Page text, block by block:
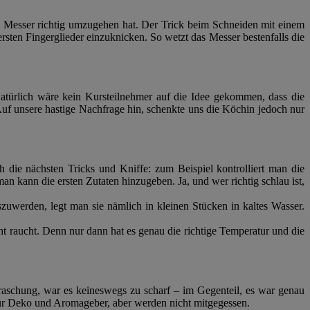
richtig umzugehen hat. Der Trick beim Schneiden mit einem
Fingerglieder einzuknicken. So wetzt das Messer bestenfalls die
wäre kein Kursteilnehmer auf die Idee gekommen, dass die
unsere hastige Nachfrage hin, schenkte uns die Köchin jedoch nur
die nächsten Tricks und Kniffe: zum Beispiel kontrolliert man die
kann die ersten Zutaten hinzugeben. Ja, und wer richtig schlau ist,
legt man sie nämlich in kleinen Stücken in kaltes Wasser.
Denn nur dann hat es genau die richtige Temperatur und die
war es keineswegs zu scharf – im Gegenteil, es war genau
und Aromageber, aber werden nicht mitgegessen.